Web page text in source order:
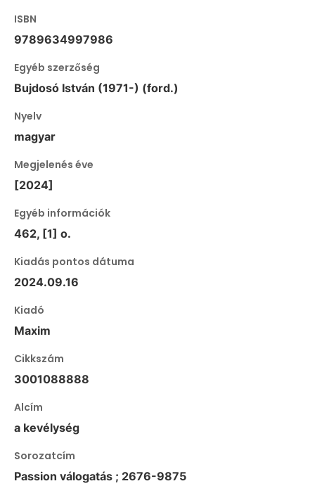
ISBN
9789634997986
Egyéb szerzőség
Bujdosó István (1971-) (ford.)
Nyelv
magyar
Megjelenés éve
[2024]
Egyéb információk
462, [1] o.
Kiadás pontos dátuma
2024.09.16
Kiadó
Maxim
Cikkszám
3001088888
Alcím
a kevélység
Sorozatcím
Passion válogatás ; 2676-9875